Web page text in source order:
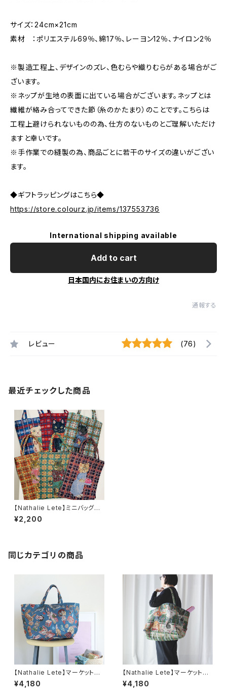
サイズ：24cm×21cm
素材 ：ポリエステル69％、綿17％、レーヨン12％、ナイロン2％
※製造工程上、デザインのズレ、色むらや織りむらがある場合がご
ざいます。
※ネップが生地の表面に出ている場合がございます。ネップとは
繊維が絡み合ってできた節（糸のかたまり）のことです。こちらは
工程上避けられないものの為、仕方のないものとご理解いただけ
ますと幸いです。
※手作業での縫製の為、商品ごとに若干のサイズの違いがござい
ます。
◆ギフトラッピングはこちら◆
https://store.colourz.jp/items/137553736
International shipping available
Add to cart
日本国内にお住まいの方向け
通報する
レビュー (76)
最近チェックした商品
【Nathalie Lete】ミニバッグ
チェック
¥2,200
同じカテゴリの商品
【Nathalie Lete】マーケットバ
ッグ
¥4,180
【Nathalie Lete】マーケットバ
ッグ
¥4,180